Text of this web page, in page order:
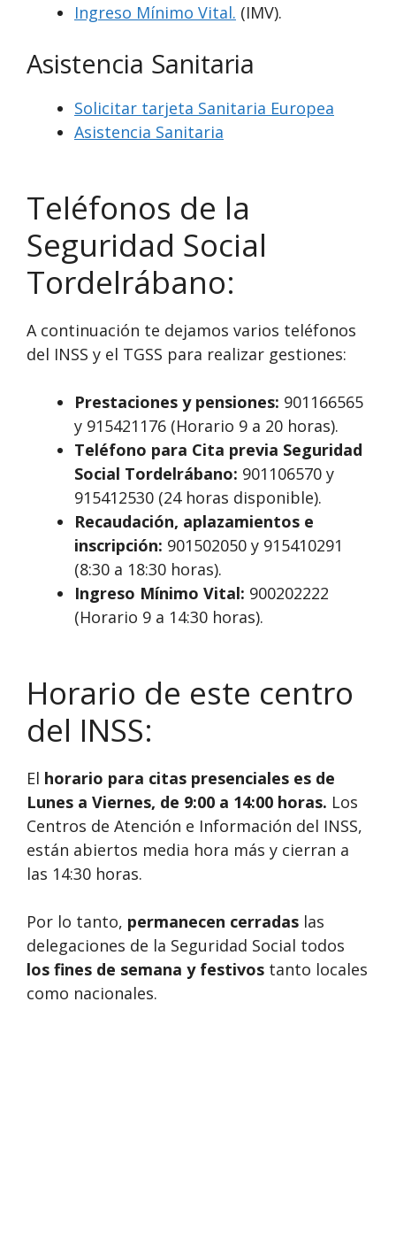
Ingreso Mínimo Vital. (IMV).
Asistencia Sanitaria
Solicitar tarjeta Sanitaria Europea
Asistencia Sanitaria
Teléfonos de la
Seguridad Social
Tordelrábano:
A continuación te dejamos varios teléfonos
del INSS y el TGSS para realizar gestiones:
Prestaciones y pensiones: 901166565
y 915421176 (Horario 9 a 20 horas).
Teléfono para Cita previa Seguridad
Social Tordelrábano: 901106570 y
915412530 (24 horas disponible).
Recaudación, aplazamientos e
inscripción: 901502050 y 915410291
(8:30 a 18:30 horas).
Ingreso Mínimo Vital: 900202222
(Horario 9 a 14:30 horas).
Horario de este centro
del INSS:
El horario para citas presenciales es de
Lunes a Viernes, de 9:00 a 14:00 horas. Los
Centros de Atención e Información del INSS,
están abiertos media hora más y cierran a
las 14:30 horas.
Por lo tanto, permanecen cerradas las
delegaciones de la Seguridad Social todos
los fines de semana y festivos tanto locales
como nacionales.